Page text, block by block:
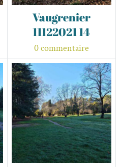
Vaugrenier
11122021 14
0 commentaire